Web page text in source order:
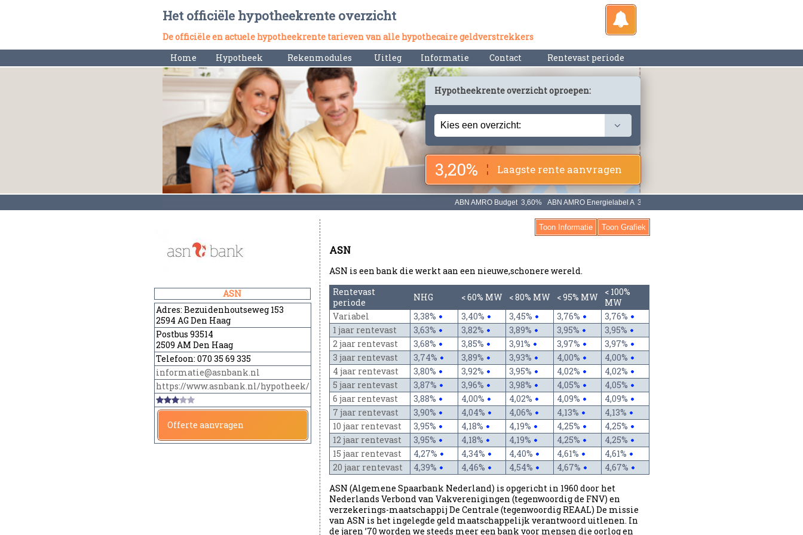
Het officiële hypotheekrente overzicht
De officiële en actuele hypotheekrente tarieven van alle hypothecaire geldverstrekkers
Home
Hypotheek Rekenmodules Uitleg Informatie Contact Rentevast periode
Hypotheekrente overzicht oproepen:
3,20% Laagste rente aanvragen
ASN
Adres: Bezuidenhoutseweg 153
2594 AG Den Haag
Postbus 93514
2509 AM Den Haag
Telefoon: 070 35 69 335
informatie@asnbank.nl
https://www.asnbank.nl/hypotheek/
Offerte aanvragen
Toon Informatie Toon Grafiek
ASN
ASN is een bank die werkt aan een nieuwe,schonere wereld.
Rentevast
periode
NHG < 60% MW < 80% MW < 95% MW
< 100%
MW
Variabel
3,38% 3,40% 3,45% 3,76%
3,76%
1 jaar rentevast
3,63% 3,82% 3,89% 3,95%
3,95%
2 jaar rentevast
3,68% 3,85% 3,91% 3,97%
3,97%
3 jaar rentevast
3,74% 3,89% 3,93% 4,00%
4,00%
4 jaar rentevast
3,80% 3,92% 3,95% 4,02%
4,02%
5 jaar rentevast
3,87% 3,96% 3,98% 4,05%
4,05%
6 jaar rentevast
3,88% 4,00% 4,02% 4,09%
4,09%
7 jaar rentevast
3,90% 4,04% 4,06% 4,13%
4,13%
10 jaar rentevast
3,95% 4,18% 4,19% 4,25%
4,25%
12 jaar rentevast
3,95% 4,18% 4,19% 4,25%
4,25%
15 jaar rentevast
4,27% 4,34% 4,40% 4,61%
4,61%
20 jaar rentevast
4,39% 4,46% 4,54% 4,67%
4,67%
ASN (Algemene Spaarbank Nederland) is opgericht in 1960 door het
Nederlands Verbond van Vakverenigingen (tegenwoordig de FNV) en
verzekerings-maatschappij De Centrale (tegenwoordig REAAL) De missie
van ASN is het ingelegde geld maatschappelijk verantwoord uitlenen. In
de jaren ’70 worden we steeds meer een bank voor mensen die oorlog en